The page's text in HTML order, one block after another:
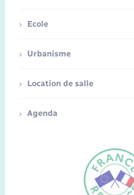
Ecole
Urbanisme
Location de salle
Agenda